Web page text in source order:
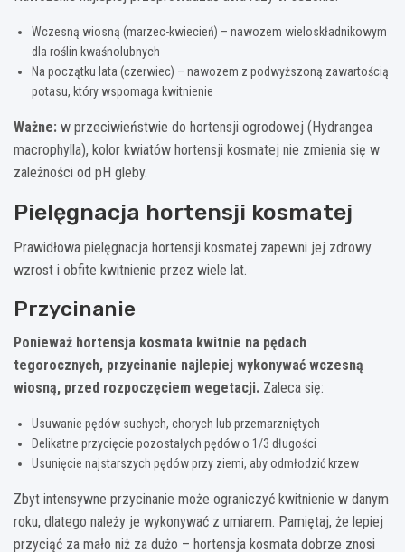
Wczesną wiosną (marzec-kwiecień) – nawozem wieloskładnikowym
dla roślin kwaśnolubnych
Na początku lata (czerwiec) – nawozem z podwyższoną zawartością
potasu, który wspomaga kwitnienie
Ważne: w przeciwieństwie do hortensji ogrodowej (Hydrangea
macrophylla), kolor kwiatów hortensji kosmatej nie zmienia się w
zależności od pH gleby.
Pielęgnacja hortensji kosmatej
Prawidłowa pielęgnacja hortensji kosmatej zapewni jej zdrowy
wzrost i obfite kwitnienie przez wiele lat.
Przycinanie
Ponieważ hortensja kosmata kwitnie na pędach
tegorocznych, przycinanie najlepiej wykonywać wczesną
wiosną, przed rozpoczęciem wegetacji. Zaleca się:
Usuwanie pędów suchych, chorych lub przemarzniętych
Delikatne przycięcie pozostałych pędów o 1/3 długości
Usunięcie najstarszych pędów przy ziemi, aby odmłodzić krzew
Zbyt intensywne przycinanie może ograniczyć kwitnienie w danym
roku, dlatego należy je wykonywać z umiarem. Pamiętaj, że lepiej
przyciąć za mało niż za dużo – hortensja kosmata dobrze znosi